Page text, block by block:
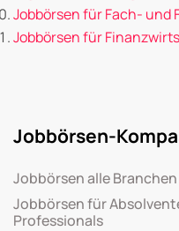
Jobbörsen für Fach- und
Jobbörsen für
Jobbörsen-
Jobbörsen alle
Jobbörsen für
Professionals